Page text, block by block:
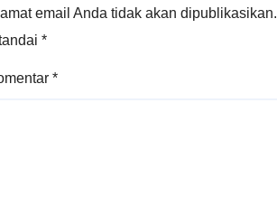
email Anda tidak akan dipublikasikan.
*
*